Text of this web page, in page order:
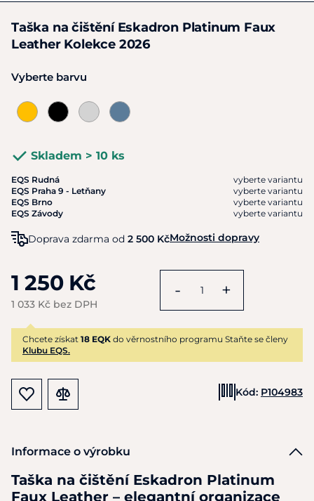
Taška na čištění Eskadron Platinum Faux
Leather Kolekce 2026
Vyberte barvu
Skladem > 10 ks
EQS Rudná
vyberte variantu
EQS Praha 9 - Letňany
vyberte variantu
EQS Brno
vyberte variantu
EQS Závody
vyberte variantu
Doprava zdarma od 2 500 KčMožnosti dopravy
1 250 Kč
1 033 Kč bez DPH
- +
Chcete získat 18 EQK do věrnostního programu Staňte se členy
Klubu EQS.
Kód: P104983
Informace o výrobku
Taška na čištění Eskadron Platinum
Faux Leather – elegantní organizace